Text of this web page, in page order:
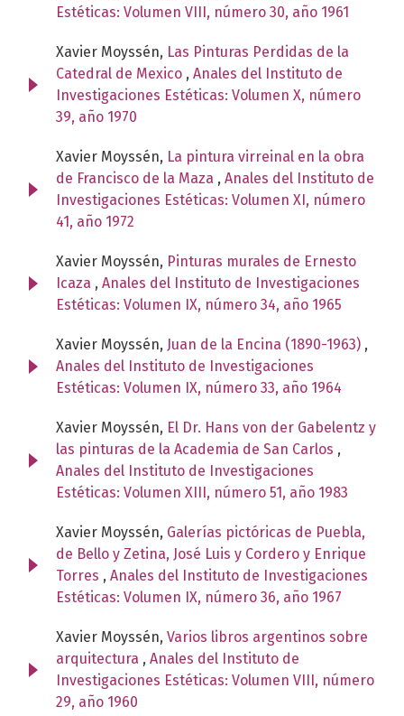
Estéticas: Volumen VIII, número 30, año 1961
Xavier Moyssén, Las Pinturas Perdidas de la
Catedral de Mexico , Anales del Instituto de
Investigaciones Estéticas: Volumen X, número
39, año 1970
Xavier Moyssén, La pintura virreinal en la obra
de Francisco de la Maza , Anales del Instituto de
Investigaciones Estéticas: Volumen XI, número
41, año 1972
Xavier Moyssén, Pinturas murales de Ernesto
Icaza , Anales del Instituto de Investigaciones
Estéticas: Volumen IX, número 34, año 1965
Xavier Moyssén, Juan de la Encina (1890-1963) ,
Anales del Instituto de Investigaciones
Estéticas: Volumen IX, número 33, año 1964
Xavier Moyssén, El Dr. Hans von der Gabelentz y
las pinturas de la Academia de San Carlos ,
Anales del Instituto de Investigaciones
Estéticas: Volumen XIII, número 51, año 1983
Xavier Moyssén, Galerías pictóricas de Puebla,
de Bello y Zetina, José Luis y Cordero y Enrique
Torres , Anales del Instituto de Investigaciones
Estéticas: Volumen IX, número 36, año 1967
Xavier Moyssén, Varios libros argentinos sobre
arquitectura , Anales del Instituto de
Investigaciones Estéticas: Volumen VIII, número
29, año 1960